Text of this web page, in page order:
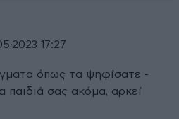
17:27
όπως τα ψηφίσατε -
παιδιά σας ακόμα, αρκεί